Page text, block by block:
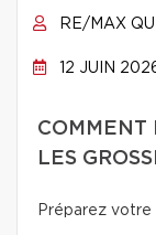
RE/MAX
12 JUIN
COMMENT
LES
Préparez votre